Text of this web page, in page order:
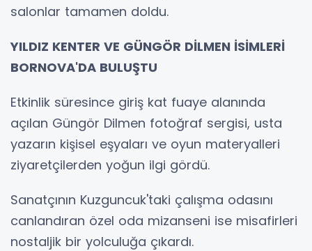
salonlar tamamen doldu.
YILDIZ KENTER VE GÜNGÖR DİLMEN İSİMLERİ
BORNOVA'DA BULUŞTU
Etkinlik süresince giriş kat fuaye alanında
açılan Güngör Dilmen fotoğraf sergisi, usta
yazarın kişisel eşyaları ve oyun materyalleri
ziyaretçilerden yoğun ilgi gördü.
Sanatçının Kuzguncuk'taki çalışma odasını
canlandıran özel oda mizanseni ise misafirleri
nostaljik bir yolculuğa çıkardı.